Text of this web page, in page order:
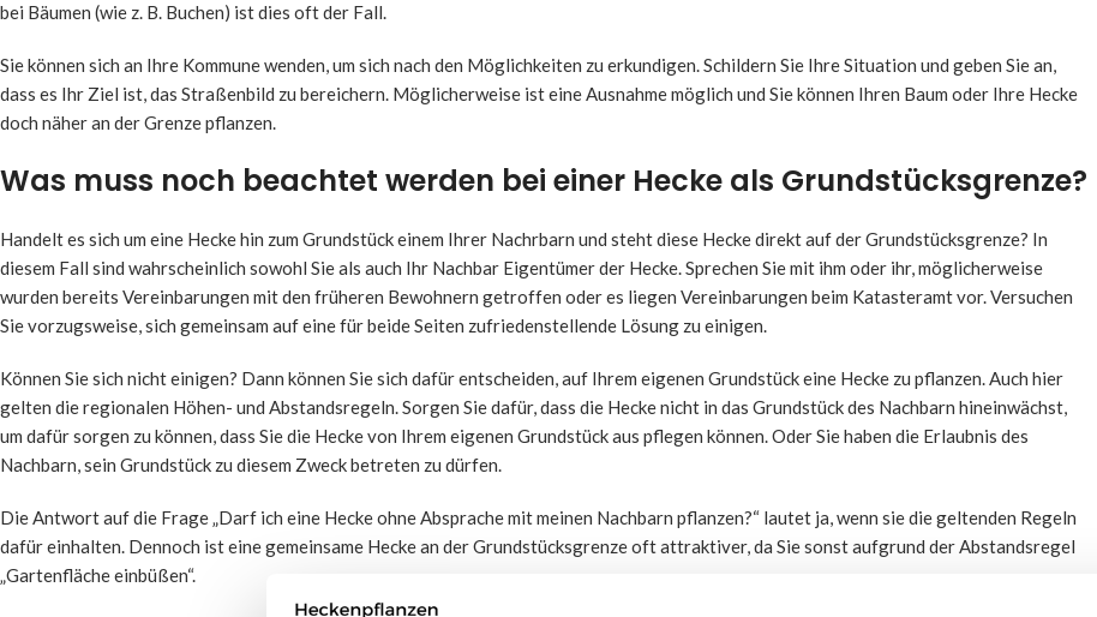
bei Bäumen (wie z. B. Buchen) ist dies oft der Fall.
Sie können sich an Ihre Kommune wenden, um sich nach den Möglichkeiten zu erkundigen. Schildern Sie Ihre Situation und geben Sie an,
dass es Ihr Ziel ist, das Straßenbild zu bereichern. Möglicherweise ist eine Ausnahme möglich und Sie können Ihren Baum oder Ihre Hecke
doch näher an der Grenze pflanzen.
Was muss noch beachtet werden bei einer Hecke als Grundstücksgrenze?
Handelt es sich um eine Hecke hin zum Grundstück einem Ihrer Nachrbarn und steht diese Hecke direkt auf der Grundstücksgrenze? In
diesem Fall sind wahrscheinlich sowohl Sie als auch Ihr Nachbar Eigentümer der Hecke. Sprechen Sie mit ihm oder ihr, möglicherweise
wurden bereits Vereinbarungen mit den früheren Bewohnern getroffen oder es liegen Vereinbarungen beim Katasteramt vor. Versuchen
Sie vorzugsweise, sich gemeinsam auf eine für beide Seiten zufriedenstellende Lösung zu einigen.
Können Sie sich nicht einigen? Dann können Sie sich dafür entscheiden, auf Ihrem eigenen Grundstück eine Hecke zu pflanzen. Auch hier
gelten die regionalen Höhen- und Abstandsregeln. Sorgen Sie dafür, dass die Hecke nicht in das Grundstück des Nachbarn hineinwächst,
um dafür sorgen zu können, dass Sie die Hecke von Ihrem eigenen Grundstück aus pflegen können. Oder Sie haben die Erlaubnis des
Nachbarn, sein Grundstück zu diesem Zweck betreten zu dürfen.
Die Antwort auf die Frage „Darf ich eine Hecke ohne Absprache mit meinen Nachbarn pflanzen?“ lautet ja, wenn sie die geltenden Regeln
dafür einhalten. Dennoch ist eine gemeinsame Hecke an der Grundstücksgrenze oft attraktiver, da Sie sonst aufgrund der Abstandsregel
„Gartenfläche einbüßen“.